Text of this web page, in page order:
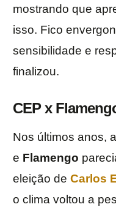
mostrando que
isso. Fico
sensibilidade e
finalizou.
CEP x
Nos últimos anos,
e Flamengo
eleição de Carlos
o clima voltou a